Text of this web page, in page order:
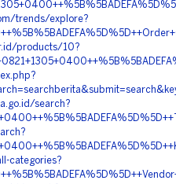
trends/explore?
products/10?
search?
categories?